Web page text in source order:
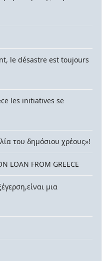
le désastre est toujours
les initiatives se
του δημόσιου χρέους»!
LOAN FROM GREECE
μια